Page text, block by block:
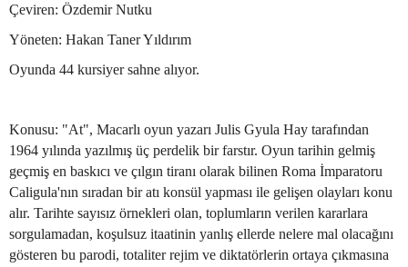
Çeviren: Özdemir Nutku
Yöneten: Hakan Taner Yıldırım
Oyunda 44 kursiyer sahne alıyor.
Konusu: "At", Macarlı oyun yazarı Julis Gyula Hay tarafından
1964 yılında yazılmış üç perdelik bir farstır. Oyun tarihin gelmiş
geçmiş en baskıcı ve çılgın tiranı olarak bilinen Roma İmparatoru
Caligula'nın sıradan bir atı konsül yapması ile gelişen olayları konu
alır. Tarihte sayısız örnekleri olan, toplumların verilen kararlara
sorgulamadan, koşulsuz itaatinin yanlış ellerde nelere mal olacağını
gösteren bu parodi, totaliter rejim ve diktatörlerin ortaya çıkmasına